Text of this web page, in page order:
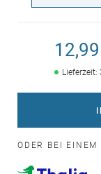
Lieferzeit:
ODER BEI EINEM